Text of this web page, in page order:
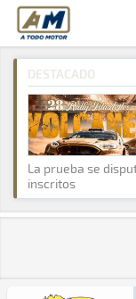
A Todo Motor
A Todo Motor »
DESTACADO
La prueba se
inscritos